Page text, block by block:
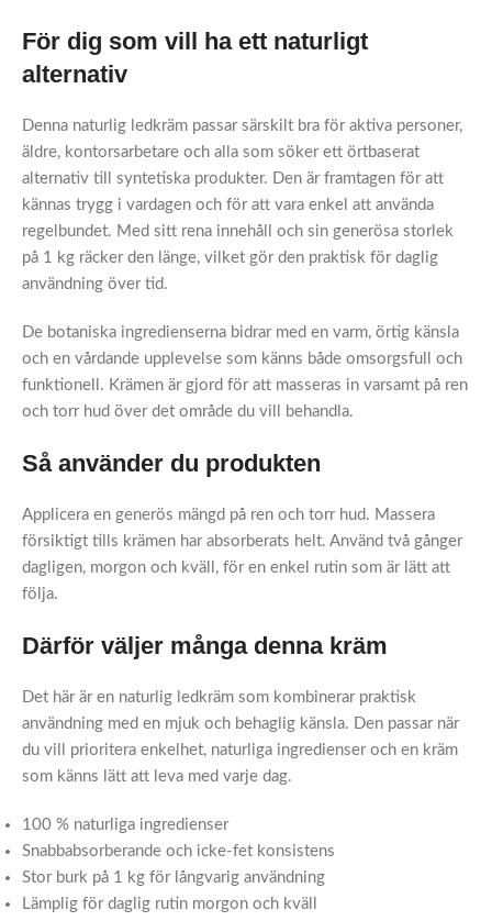
För dig som vill ha ett naturligt
alternativ
Denna naturlig ledkräm passar särskilt bra för aktiva personer,
äldre, kontorsarbetare och alla som söker ett örtbaserat
alternativ till syntetiska produkter. Den är framtagen för att
kännas trygg i vardagen och för att vara enkel att använda
regelbundet. Med sitt rena innehåll och sin generösa storlek
på 1 kg räcker den länge, vilket gör den praktisk för daglig
användning över tid.
De botaniska ingredienserna bidrar med en varm, örtig känsla
och en vårdande upplevelse som känns både omsorgsfull och
funktionell. Krämen är gjord för att masseras in varsamt på ren
och torr hud över det område du vill behandla.
Så använder du produkten
Applicera en generös mängd på ren och torr hud. Massera
försiktigt tills krämen har absorberats helt. Använd två gånger
dagligen, morgon och kväll, för en enkel rutin som är lätt att
följa.
Därför väljer många denna kräm
Det här är en naturlig ledkräm som kombinerar praktisk
användning med en mjuk och behaglig känsla. Den passar när
du vill prioritera enkelhet, naturliga ingredienser och en kräm
som känns lätt att leva med varje dag.
100 % naturliga ingredienser
Snabbabsorberande och icke-fet konsistens
Stor burk på 1 kg för långvarig användning
Lämplig för daglig rutin morgon och kväll